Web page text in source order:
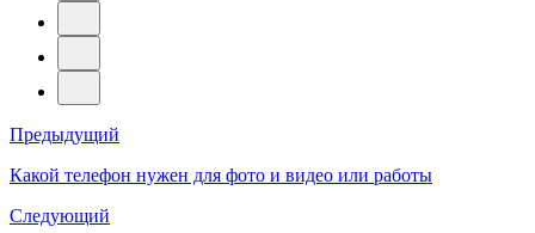
Навигация
по
записям
Предыдущий
Какой телефон нужен для фото и видео или работы
Следующий